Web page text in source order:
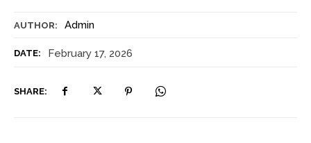
AUTHOR: Admin
DATE: February 17, 2026
SHARE: